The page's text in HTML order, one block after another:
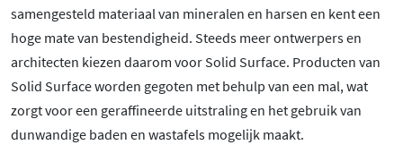
samengesteld materiaal van mineralen en harsen en kent een
hoge mate van bestendigheid. Steeds meer ontwerpers en
architecten kiezen daarom voor Solid Surface. Producten van
Solid Surface worden gegoten met behulp van een mal, wat
zorgt voor een geraffineerde uitstraling en het gebruik van
dunwandige baden en wastafels mogelijk maakt.